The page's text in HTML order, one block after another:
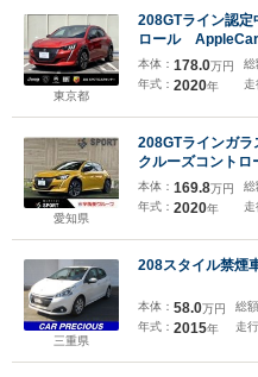
東京都
208GTライン認
ロール
アリングパドルシ
ト ブラインドス
ジ ETC
本体： 178.0万円
年式： 2020年
総
走
愛知県
208GTラインガ
クルーズコントロ
ワイヤレス充電/レ
メーター/パドル
器/USBポート
本体： 169.8万円
年式： 2020年
総
走
三重県
208スタイル禁
本体： 58.0万円
年式： 2015年
総額
走